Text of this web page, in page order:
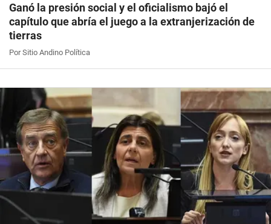
Ganó la presión social y el oficialismo bajó el
capítulo que abría el juego a la extranjerización de
tierras
Por Sitio Andino Política